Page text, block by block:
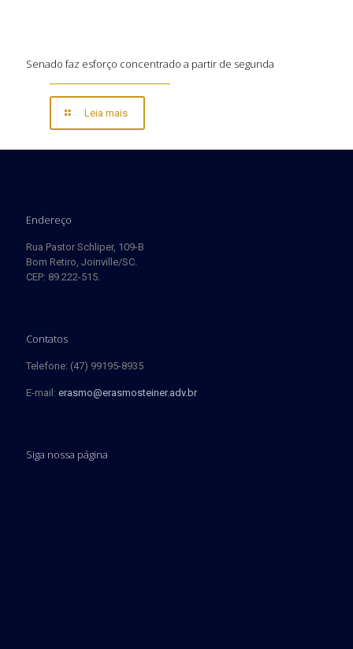
Senado faz esforço concentrado a partir de segunda
Leia mais
Endereço
Rua Pastor Schliper, 109-B
Bom Retiro, Joinville/SC.
CEP: 89.222-515.
Contatos
Telefone: (47) 99195-8935
E-mail: erasmo@erasmosteiner.adv.br
Siga nossa página